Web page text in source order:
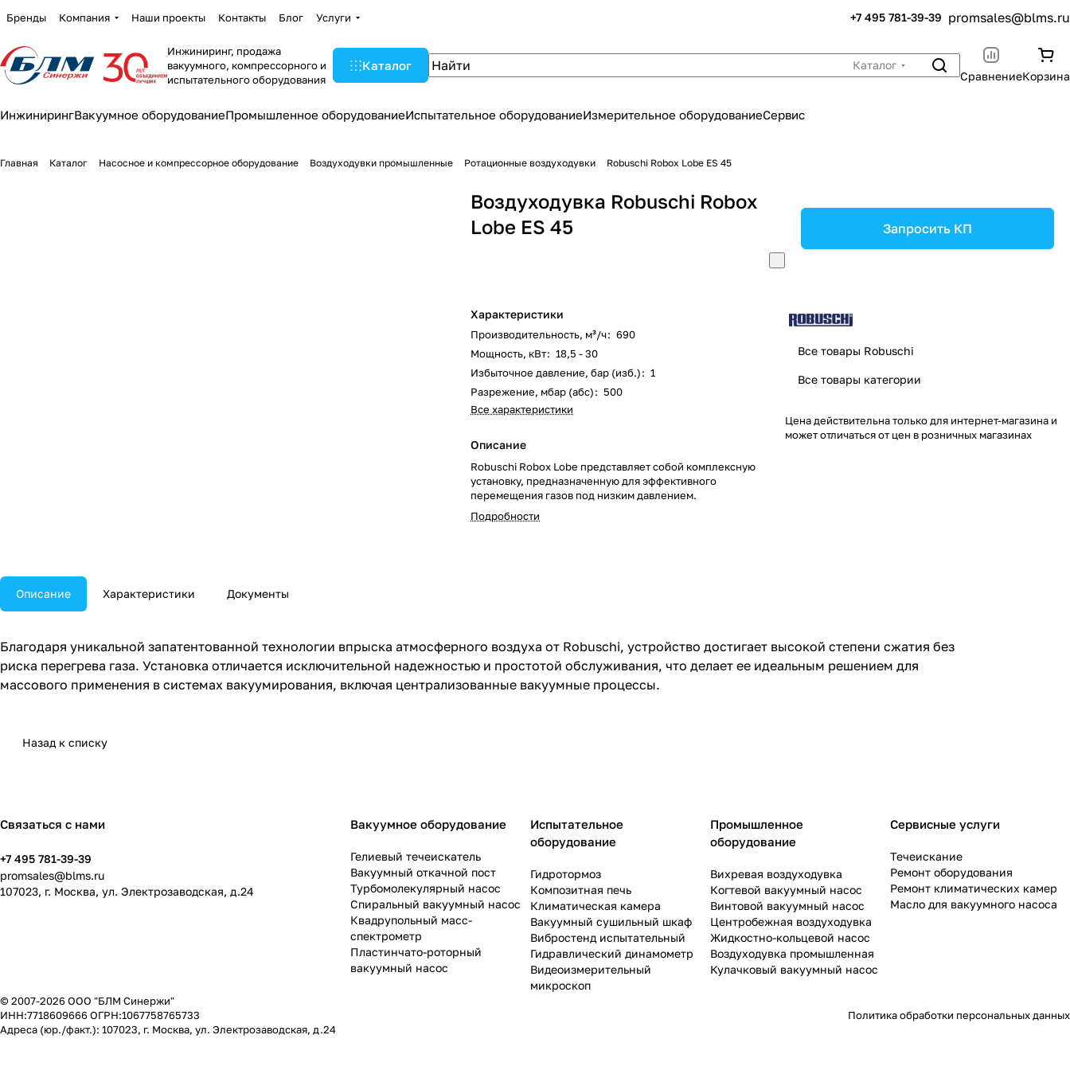
Бренды Компания Наши проекты Контакты Блог Услуги +7 495 781-39-39 promsales@blms.ru
Инжиниринг, продажа
вакуумного, компрессорного и
испытательного оборудования
Каталог
Каталог
СравнениеКорзина
ИнжинирингВакуумное оборудованиеПромышленное оборудованиеИспытательное оборудованиеИзмерительное оборудованиеСервис
Главная Каталог Насосное и компрессорное оборудование Воздуходувки промышленные Ротационные воздуходувки Robuschi Robox Lobe ES 45
Воздуходувка Robuschi Robox
Lobe ES 45
Характеристики
Производительность, м³/ч: 690
Мощность, кВт: 18,5 - 30
Избыточное давление, бар (изб.): 1
Разрежение, мбар (абс): 500
Все характеристики
Описание
Robuschi Robox Lobe представляет собой комплексную
установку, предназначенную для эффективного
перемещения газов под низким давлением.
Подробности
Запросить КП
Все товары Robuschi
Все товары категории
Цена действительна только для интернет-магазина и
может отличаться от цен в розничных магазинах
Описание Характеристики Документы
Благодаря уникальной запатентованной технологии впрыска атмосферного воздуха от Robuschi, устройство достигает высокой степени сжатия без
риска перегрева газа. Установка отличается исключительной надежностью и простотой обслуживания, что делает ее идеальным решением для
массового применения в системах вакуумирования, включая централизованные вакуумные процессы.
Назад к списку
Связаться с нами
+7 495 781-39-39
promsales@blms.ru
107023, г. Москва, ул. Электрозаводская, д.24
Вакуумное оборудование
Гелиевый течеискатель
Вакуумный откачной пост
Турбомолекулярный насос
Спиральный вакуумный насос
Квадрупольный масс-
спектрометр
Пластинчато-роторный
вакуумный насос
Испытательное
оборудование
Гидротормоз
Композитная печь
Климатическая камера
Вакуумный сушильный шкаф
Вибростенд испытательный
Гидравлический динамометр
Видеоизмерительный
микроскоп
Промышленное
оборудование
Вихревая воздуходувка
Когтевой вакуумный насос
Винтовой вакуумный насос
Центробежная воздуходувка
Жидкостно-кольцевой насос
Воздуходувка промышленная
Кулачковый вакуумный насос
Сервисные услуги
Течеискание
Ремонт оборудования
Ремонт климатических камер
Масло для вакуумного насоса
© 2007-2026 ООО "БЛМ Синержи"
ИНН:7718609666 ОГРН:1067758765733
Адреса (юр./факт.): 107023, г. Москва, ул. Электрозаводская, д.24
Политика обработки персональных данных